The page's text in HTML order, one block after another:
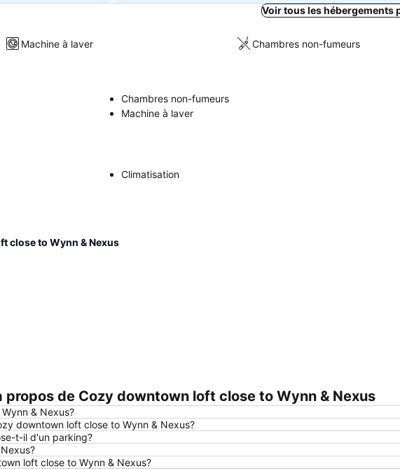
Voir tous les hébergements
Machine à laver
Chambres non-fumeurs
Chambres non-fumeurs
Machine à laver
Climatisation
close to Wynn & Nexus
Agrandir la carte
de Cozy downtown loft close to Wynn & Nexus
& Nexus?
downtown loft close to Wynn & Nexus?
t-il d'un parking?
loft close to Wynn & Nexus?